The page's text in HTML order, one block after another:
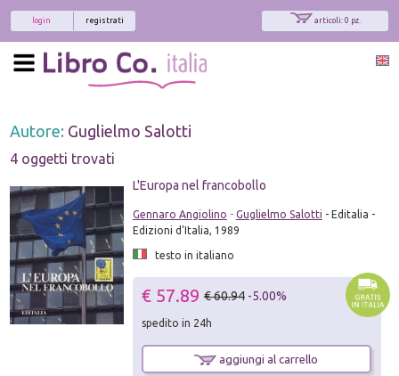
articoli: 0 pz.
registrati
login
Autore: Guglielmo Salotti
4 oggetti trovati
L'Europa nel francobollo
Gennaro Angiolino - Guglielmo Salotti - Editalia -
Edizioni d'Italia, 1989
testo in italiano
€ 57.89 € 60.94 -5.00%
spedito in 24h
aggiungi al carrello